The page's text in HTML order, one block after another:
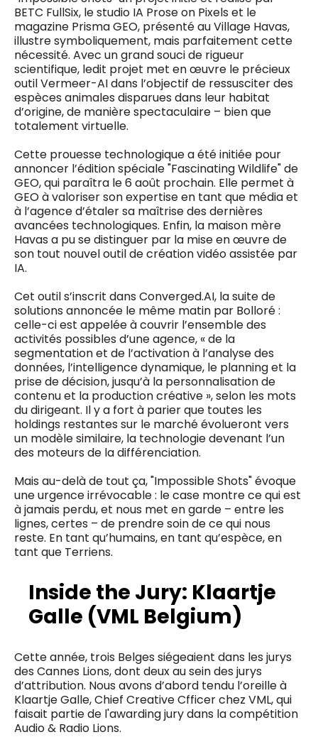
BETC FullSix, le studio IA Prose on Pixels et le
magazine Prisma GEO, présenté au Village Havas,
illustre symboliquement, mais parfaitement cette
nécessité. Avec un grand souci de rigueur
scientifique, ledit projet met en œuvre le précieux
outil Vermeer-AI dans l’objectif de ressusciter des
espèces animales disparues dans leur habitat
d’origine, de manière spectaculaire – bien que
totalement virtuelle.
Cette prouesse technologique a été initiée pour
annoncer l’édition spéciale "Fascinating Wildlife" de
GEO, qui paraîtra le 6 août prochain. Elle permet à
GEO à valoriser son expertise en tant que média et
à l’agence d’étaler sa maîtrise des dernières
avancées technologiques. Enfin, la maison mère
Havas a pu se distinguer par la mise en œuvre de
son tout nouvel outil de création vidéo assistée par
IA.
Cet outil s’inscrit dans Converged.AI, la suite de
solutions annoncée le même matin par Bolloré :
celle-ci est appelée à couvrir l’ensemble des
activités possibles d’une agence, « de la
segmentation et de l’activation à l’analyse des
données, l’intelligence dynamique, le planning et la
prise de décision, jusqu’à la personnalisation de
contenu et la production créative », selon les mots
du dirigeant. Il y a fort à parier que toutes les
holdings restantes sur le marché évolueront vers
un modèle similaire, la technologie devenant l’un
des moteurs de la différenciation.
Mais au-delà de tout ça, "Impossible Shots" évoque
une urgence irrévocable : le case montre ce qui est
à jamais perdu, et nous met en garde – entre les
lignes, certes – de prendre soin de ce qui nous
reste. En tant qu’humains, en tant qu’espèce, en
tant que Terriens.
Inside the Jury: Klaartje
Galle (VML Belgium)
Cette année, trois Belges siégeaient dans les jurys
des Cannes Lions, dont deux au sein des jurys
d’attribution. Nous avons d’abord tendu l’oreille à
Klaartje Galle, Chief Creative Cfficer chez VML, qui
faisait partie de l'awarding jury dans la compétition
Audio & Radio Lions.